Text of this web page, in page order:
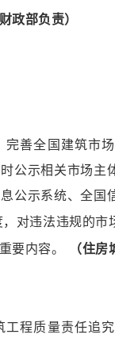
政部负责）
完善全国建筑市
公示相关市场主
公示系统、全国
对违法违规的
要内容。
（住
工程质量责任追